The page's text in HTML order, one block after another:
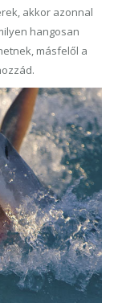
akkor azonnal
hangosan
másfelől a